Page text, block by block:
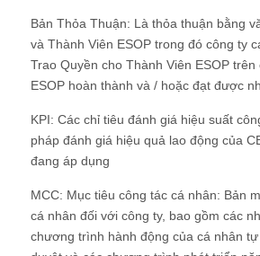
Bản Thỏa Thuận: Là thỏa thuận bằng
và Thành Viên ESOP trong đó công ty
Trao Quyền cho Thành Viên ESOP
ESOP hoàn thành và / hoặc đạt được
KPI: Các chỉ tiêu đánh giá hiệu suất
pháp đánh giá hiệu quả lao động của
đang áp dụng
MCC: Mục tiêu công tác cá nhân: Bản
cá nhân đối với công ty, bao gồm các
chương trình hành động của cá nhân